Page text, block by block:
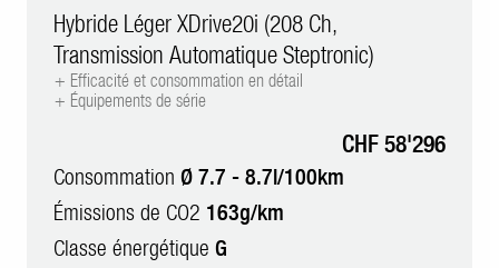
Hybride Léger XDrive20i (208 Ch,
Transmission Automatique Steptronic)
+ Efficacité et consommation en détail
+ Équipements de série
CHF 58'296
Consommation Ø 7.7 - 8.7l/100km
Émissions de CO2 163g/km
Classe énergétique G